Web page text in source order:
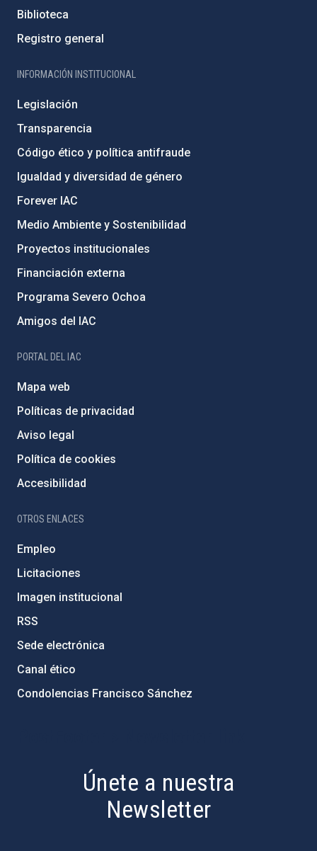
Biblioteca
Registro general
INFORMACIÓN INSTITUCIONAL
Legislación
Transparencia
Código ético y política antifraude
Igualdad y diversidad de género
Forever IAC
Medio Ambiente y Sostenibilidad
Proyectos institucionales
Financiación externa
Programa Severo Ochoa
Amigos del IAC
PORTAL DEL IAC
Mapa web
Políticas de privacidad
Aviso legal
Política de cookies
Accesibilidad
OTROS ENLACES
Empleo
Licitaciones
Imagen institucional
RSS
Sede electrónica
Canal ético
Condolencias Francisco Sánchez
Únete a nuestra
Newsletter